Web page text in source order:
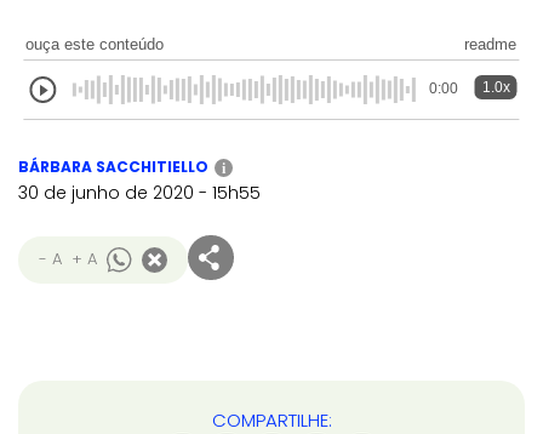
ouça este conteúdo readme
0:00 1.0x
BÁRBARA SACCHITIELLO i
30 de junho de 2020 - 15h55
- A + A
COMPARTILHE: